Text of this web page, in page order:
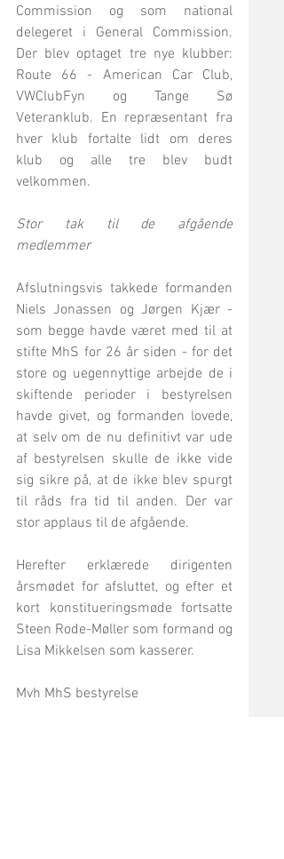
Commission og som national
delegeret i General Commission.
Der blev optaget tre nye klubber:
Route 66 - American Car Club,
VWClubFyn og Tange Sø
Veteranklub. En repræsentant fra
hver klub fortalte lidt om deres
klub og alle tre blev budt
velkommen.
Stor tak til de afgående
medlemmer
Afslutningsvis takkede formanden
Niels Jonassen og Jørgen Kjær -
som begge havde været med til at
stifte MhS for 26 år siden - for det
store og uegennyttige arbejde de i
skiftende perioder i bestyrelsen
havde givet, og formanden lovede,
at selv om de nu definitivt var ude
af bestyrelsen skulle de ikke vide
sig sikre på, at de ikke blev spurgt
til råds fra tid til anden. Der var
stor applaus til de afgående.
Herefter erklærede dirigenten
årsmødet for afsluttet, og efter et
kort konstitueringsmøde fortsatte
Steen Rode-Møller som formand og
Lisa Mikkelsen som kasserer.
Mvh MhS bestyrelse